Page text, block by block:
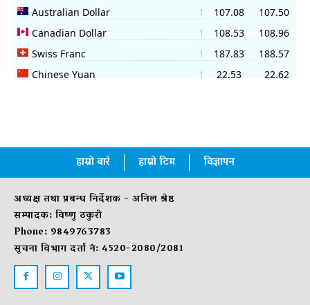
हाम्रो बारे हाम्रो टिम विज्ञापन
अध्यक्ष तथा प्रबन्ध निर्देशक - अनिल श्रेष्ठ
सम्पादक: विष्णु ठकुरी
Phone: 9849763783
सूचना विभाग दर्ता नं: 4520-2080/2081